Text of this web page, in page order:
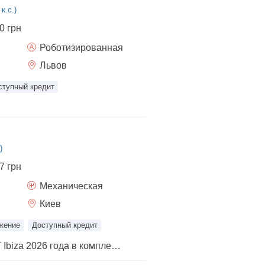
к.с.)
грн
Роботизированная
Львов
кредит
грн
Механическая
Киев
Доступный кредит
Представляем SEAT Ibiza 2026 года в комплектации Ibiza. Этот практичный хетчбэк оснащен динамичным бензиновым двигателем 1.6 MPI мощностью 110 л.с. и механической коробкой передач, что обеспечивает удобное управление.